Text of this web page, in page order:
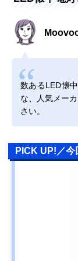
数あるLED懐
な、人気メー
さい。
PICK UP!／